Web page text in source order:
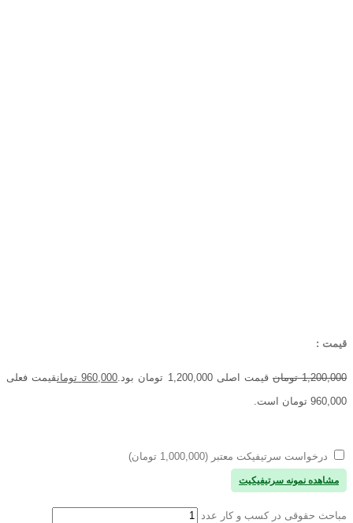
قیمت :
1,200,000 تومان قیمت اصلی 1,200,000 تومان بود. 960,000 تومانقیمت فعلی
960,000 تومان است.
درخواست سرتیفیکت معتبر (1,000,000 تومان)
مشاهده نمونه سرتیفیکیت
مباحث حقوقی در کسب و کار عدد